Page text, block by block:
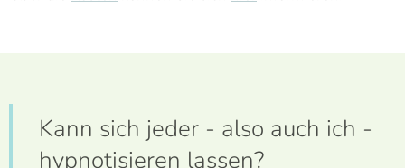
Kann sich jeder - also auch ich -
hypnotisieren lassen?